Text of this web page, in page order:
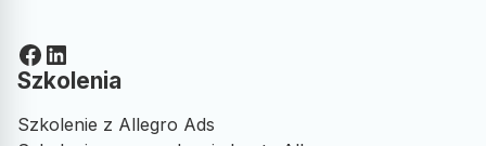
Facebook LinkedIn
Szkolenia
Szkolenie z Allegro Ads